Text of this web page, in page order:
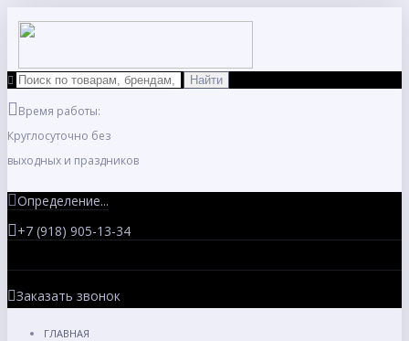
Время работы:
Круглосуточно без
выходных и праздников
Определение...
+7 (918) 905-13-34
Заказать звонок
ГЛАВНАЯ